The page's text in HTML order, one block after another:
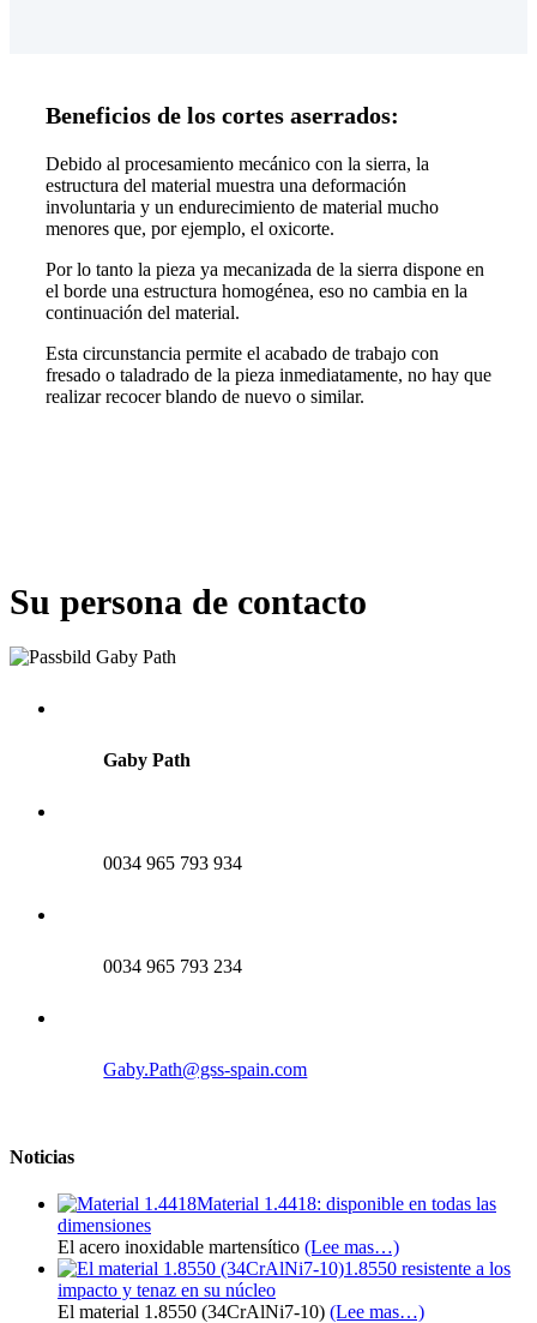
Beneficios de los cortes aserrados:
Debido al procesamiento mecánico con la sierra, la
estructura del material muestra una deformación
involuntaria y un endurecimiento de material mucho
menores que, por ejemplo, el oxicorte.
Por lo tanto la pieza ya mecanizada de la sierra dispone en
el borde una estructura homogénea, eso no cambia en la
continuación del material.
Esta circunstancia permite el acabado de trabajo con
fresado o taladrado de la pieza inmediatamente, no hay que
realizar recocer blando de nuevo o similar.
Su persona de contacto
Gaby Path
0034 965 793 934
0034 965 793 234
Gaby.Path@gss-spain.com
Noticias
Material 1.4418: disponible en todas las
dimensiones
El acero inoxidable martensítico (Lee mas…)
1.8550 resistente a los
impacto y tenaz en su núcleo
El material 1.8550 (34CrAlNi7-10) (Lee mas…)